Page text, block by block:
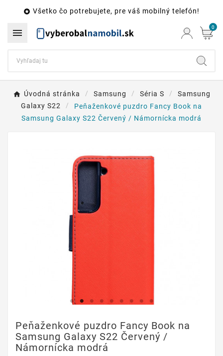
 Všetko čo potrebujete, pre váš mobilný telefón!
 0
Úvodná stránka Samsung Séria S
Samsung
Galaxy S22
Peňaženkové puzdro Fancy Book na
Samsung Galaxy S22 Červený / Námornícka modrá
Peňaženkové puzdro Fancy Book na
Samsung Galaxy S22 Červený /
Námornícka modrá